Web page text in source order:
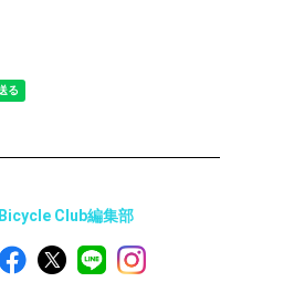
Bicycle Club編集部